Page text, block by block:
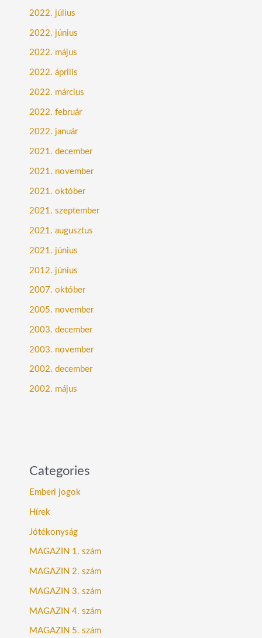
2022. július
2022. június
2022. május
2022. április
2022. március
2022. február
2022. január
2021. december
2021. november
2021. október
2021. szeptember
2021. augusztus
2021. június
2012. június
2007. október
2005. november
2003. december
2003. november
2002. december
2002. május
Categories
Emberi jogok
Hírek
Jótékonyság
MAGAZIN 1. szám
MAGAZIN 2. szám
MAGAZIN 3. szám
MAGAZIN 4. szám
MAGAZIN 5. szám